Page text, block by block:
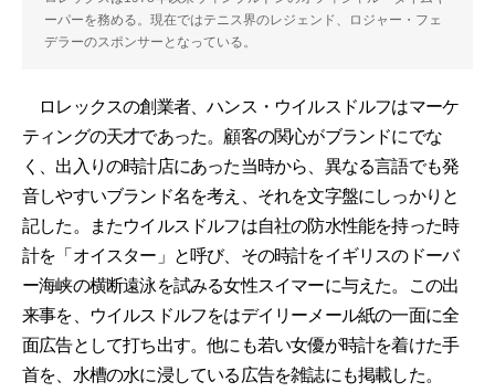
ーパーを務める。現在ではテニス界のレジェンド、ロジャー・フェ
デラーのスポンサーとなっている。
ロレックスの創業者、ハンス・ウイルスドルフはマーケ
ティングの天才であった。顧客の関心がブランドにでな
く、出入りの時計店にあった当時から、異なる言語でも発
音しやすいブランド名を考え、それを文字盤にしっかりと
記した。またウイルスドルフは自社の防水性能を持った時
計を「オイスター」と呼び、その時計をイギリスのドーバ
ー海峡の横断遠泳を試みる女性スイマーに与えた。この出
来事を、ウイルスドルフをはデイリーメール紙の一面に全
面広告として打ち出す。他にも若い女優が時計を着けた手
首を、水槽の水に浸している広告を雑誌にも掲載した。